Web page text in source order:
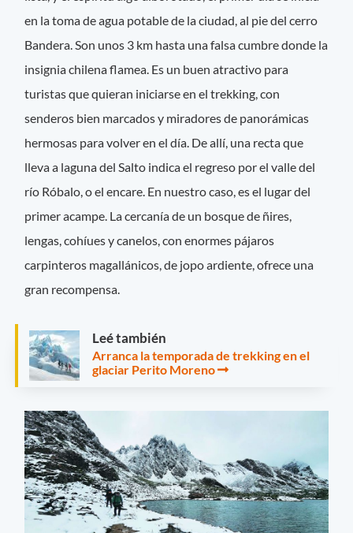
en la toma de agua potable de la ciudad, al pie del cerro
Bandera. Son unos 3 km hasta una falsa cumbre donde la
insignia chilena flamea. Es un buen atractivo para
turistas que quieran iniciarse en el trekking, con
senderos bien marcados y miradores de panorámicas
hermosas para volver en el día. De allí, una recta que
lleva a laguna del Salto indica el regreso por el valle del
río Róbalo, o el encare. En nuestro caso, es el lugar del
primer acampe. La cercanía de un bosque de ñires,
lengas, cohíues y canelos, con enormes pájaros
carpinteros magallánicos, de jopo ardiente, ofrece una
gran recompensa.
Leé también
Arranca la temporada de trekking en el
glaciar Perito Moreno